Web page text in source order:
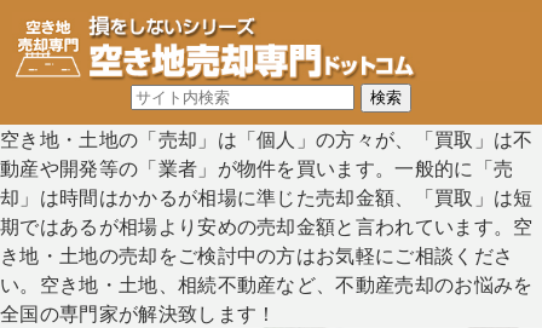
空き地・土地の「売却」は「個人」の方々が、「買取」は不
動産や開発等の「業者」が物件を買います。一般的に「売
却」は時間はかかるが相場に準じた売却金額、「買取」は短
期ではあるが相場より安めの売却金額と言われています。空
き地・土地の売却をご検討中の方はお気軽にご相談くださ
い。空き地・土地、相続不動産など、不動産売却のお悩みを
全国の専門家が解決致します！